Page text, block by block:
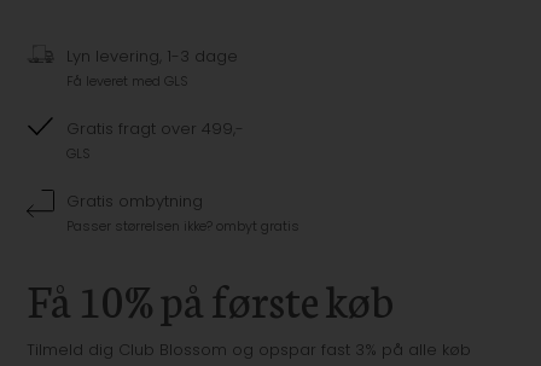
Lyn levering, 1-3 dage
Få leveret med GLS
Gratis fragt over 499,-
GLS
Gratis ombytning
Passer størrelsen ikke? ombyt gratis
Få 10% på første køb
Tilmeld dig Club Blossom og opspar fast 3% på alle køb